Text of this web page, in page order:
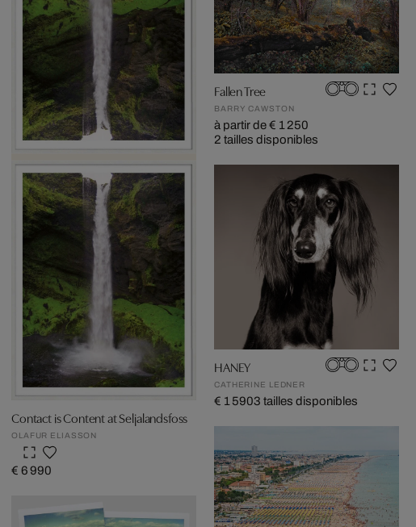
Contact is Content at Seljalandsfoss
OLAFUR ELIASSON
€ 6 990
Fallen Tree
BARRY CAWSTON
à partir de € 1 250
2 tailles disponibles
HANEY
CATHERINE LEDNER
€ 1 5903 tailles disponibles